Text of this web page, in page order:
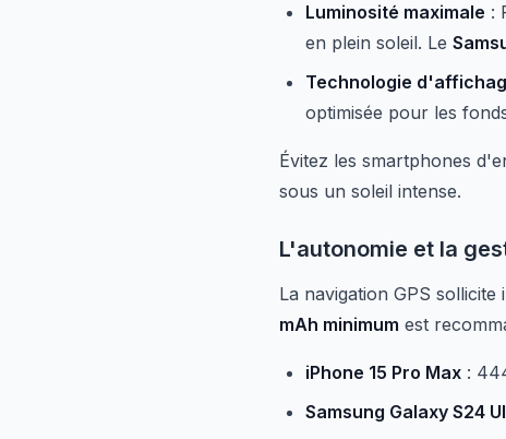
Luminosité maximale :
en plein soleil. Le
Technologie
optimisée pour les
Évitez les smartphones
sous un soleil intense.
L'autonomie et la
La navigation GPS
mAh minimum est
iPhone 15 Pro Max :
Samsung Galaxy S24